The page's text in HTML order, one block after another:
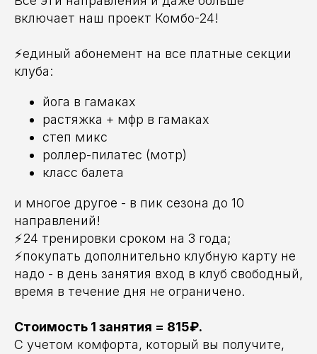
включает наш проект Комбо-24!
⚡️единый абонемент на все платные секции
клуба:
йога в гамаках
растяжка + мфр в гамаках
степ микс
роллер-пилатес (мотр)
класс балета
и многое другое - в пик сезона до 10
направлений!
⚡️24 тренировки сроком на 3 года;
⚡️покупать дополнительно клубную карту не
надо - в день занятия вход в клуб свободный,
время в течение дня не ограничено.
Стоимость 1 занятия = 815₽.
С учетом комфорта, который вы получите,